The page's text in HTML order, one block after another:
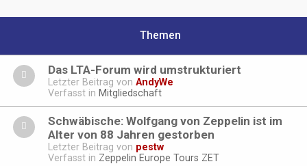
Themen
Das LTA-Forum wird umstrukturiert
Letzter Beitrag von AndyWe
Verfasst in Mitgliedschaft
Schwäbische: Wolfgang von Zeppelin ist im
Alter von 88 Jahren gestorben
Letzter Beitrag von pestw
Verfasst in Zeppelin Europe Tours ZET